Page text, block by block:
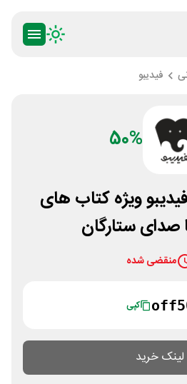
فیدیبو
50%
فیدیبو ویژه کتاب های
صدای ستارگان
منقضی شده
کپی
لینک خرید